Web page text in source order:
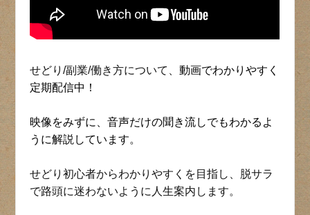
せどり/副業/働き方について、動画でわかりやすく
定期配信中！
映像をみずに、音声だけの聞き流しでもわかるよ
うに解説しています。
せどり初心者からわかりやすくを目指し、脱サラ
で路頭に迷わないように人生案内します。